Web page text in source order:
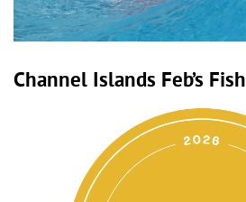
Channel Islands Feb’s Fish